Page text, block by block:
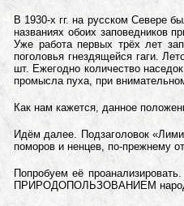
В 1930-х гг. на русском Севере
названиях обоих заповедников
Уже работа первых трёх лет
поголовья гнездящейся гаги.
шт. Ежегодно количество
промысла пуха, при
Как нам кажется, данное
Идём далее. Подзаголовок
поморов и ненцев, по-прежнему
Попробуем её
ПРИРОДОПОЛЬЗОВАНИЕМ народов